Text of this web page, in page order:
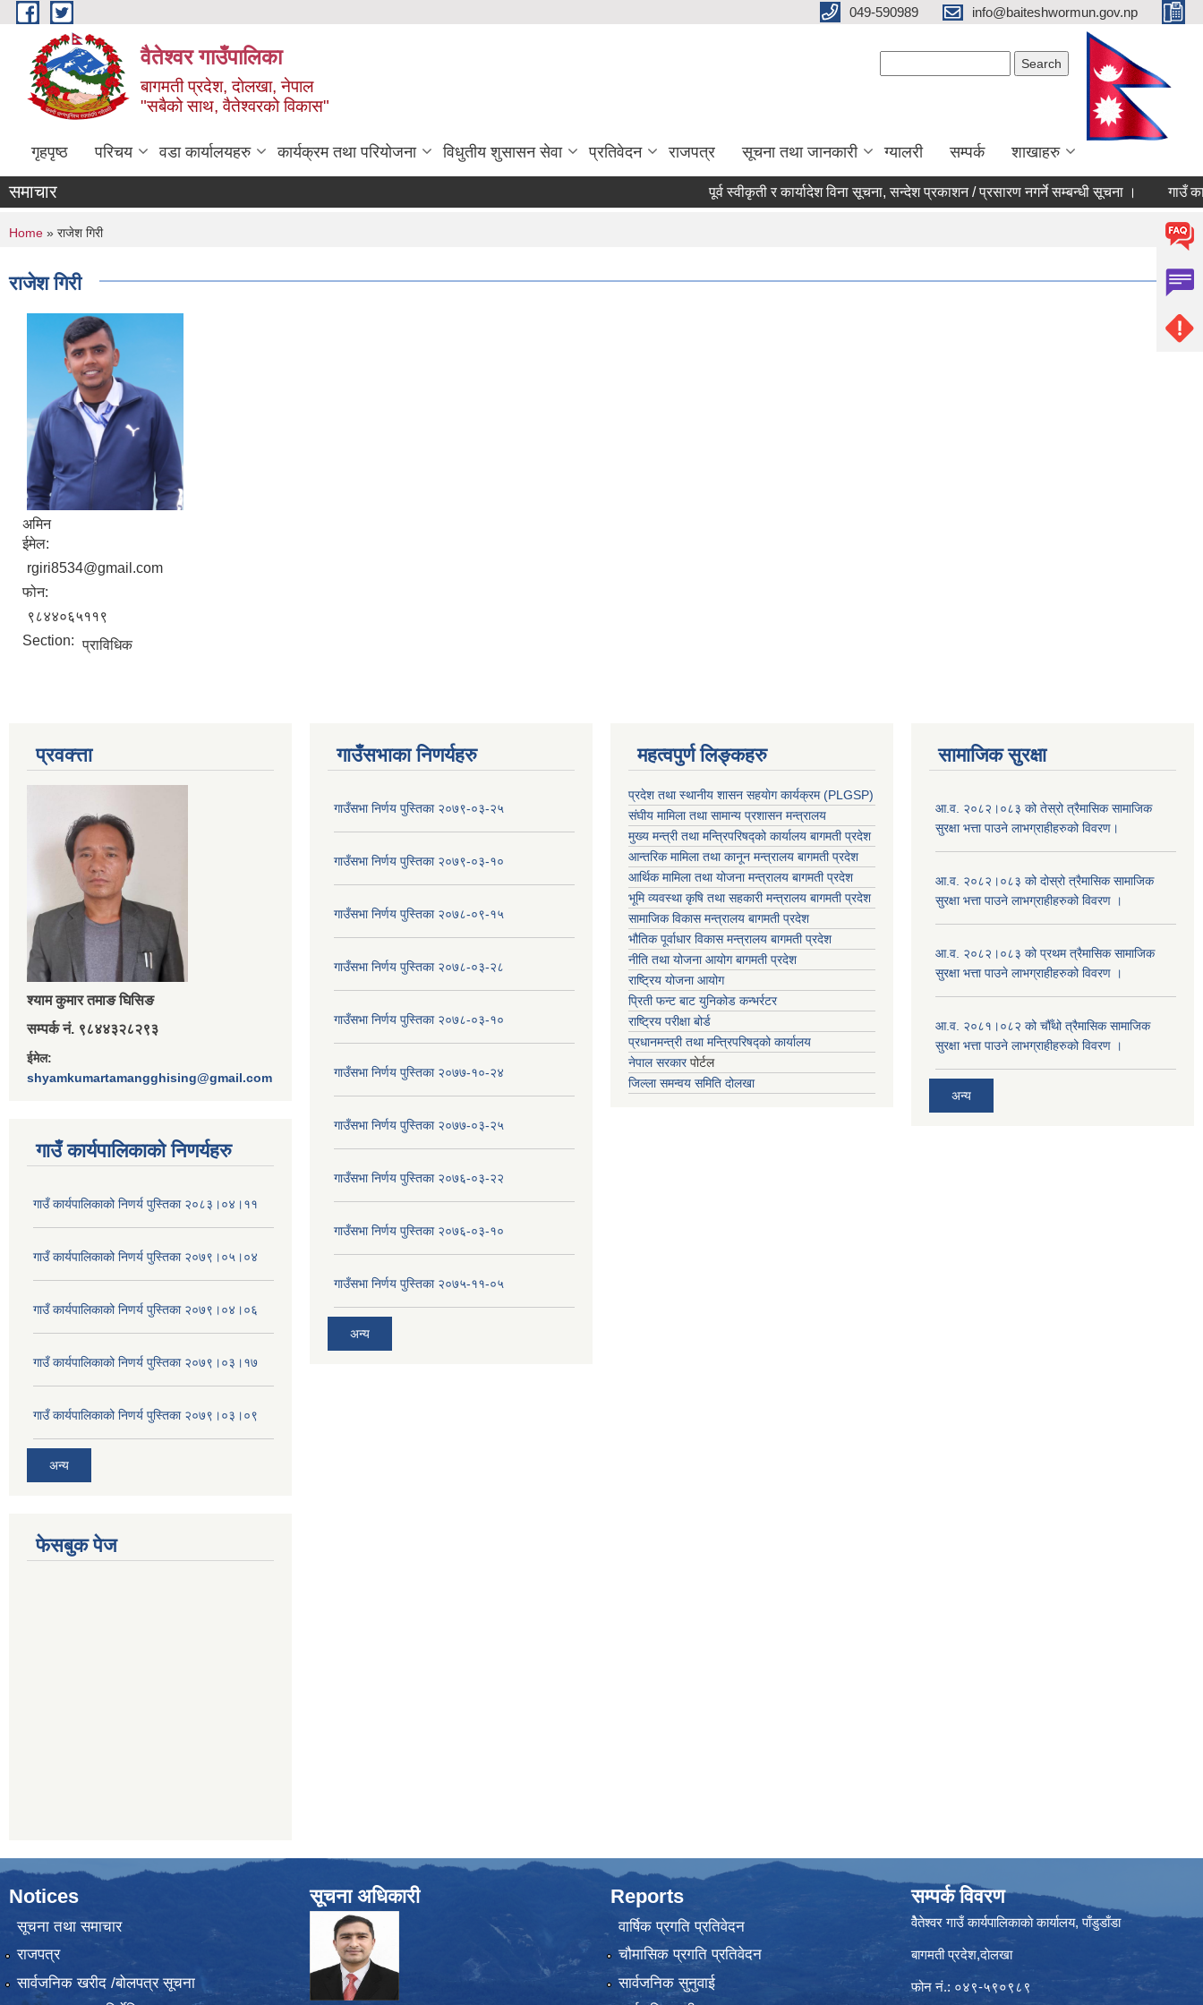
Skip to main content 049-590989 info@baiteshwormun.gov.np
वैतेश्वर गाउँपालिका
बागमती प्रदेश, दाेलखा, नेपाल
"सबैको साथ, वैतेश्वरको विकास"
गृहपृष्ठ परिचय वडा कार्यालयहरु कार्यक्रम तथा परियोजना विधुतीय शुसासन सेवा प्रतिवेदन राजपत्र सूचना तथा जानकारी ग्यालरी सम्पर्क शाखाहरु
समाचार पूर्व स्वीकृती र कार्यादेश विना सूचना, सन्देश प्रकाशन / प्रसारण नगर्ने सम्बन्धी सूचना । गाउँ
You are here
Home » राजेश गिरी
राजेश गिरी
अमिन
ईमेल:
rgiri8534@gmail.com
फोन:
९८४४०६५११९
Section: प्राविधिक
प्रवक्त्ता
श्‍याम कुमार तमाङ घिसिङ
सम्पर्क नं. ९८४४३२८२९३
ईमेल:
shyamkumartamangghising@gmail.com
गाउँ कार्यपालिकाकाे निणर्यहरु
गाउँ कार्यपालिकाको निणर्य पुस्तिका २०८३।०४।११
गाउँ कार्यपालिकाको निणर्य पुस्तिका २०७९।०५।०४
गाउँ कार्यपालिकाको निणर्य पुस्तिका २०७९।०४।०६
गाउँ कार्यपालिकाको निणर्य पुस्तिका २०७९।०३।१७
गाउँ कार्यपालिकाको निणर्य पुस्तिका २०७९।०३।०९
अन्य
गाउँसभाका निणर्यहरु
गाउँसभा निर्णय पुस्तिका २०७९-०३-२५
गाउँसभा निर्णय पुस्तिका २०७९-०३-१०
गाउँसभा निर्णय पुस्तिका २०७८-०९-१५
गाउँसभा निर्णय पुस्तिका २०७८-०३-२८
गाउँसभा निर्णय पुस्तिका २०७८-०३-१०
गाउँसभा निर्णय पुस्तिका २०७७-१०-२४
गाउँसभा निर्णय पुस्तिका २०७७-०३-२५
गाउँसभा निर्णय पुस्तिका २०७६-०३-२२
गाउँसभा निर्णय पुस्तिका २०७६-०३-१०
गाउँसभा निर्णय पुस्तिका २०७५-११-०५
अन्य
महत्वपुर्ण लिङ्कहरु
प्रदेश तथा स्थानीय शासन सहयाेग कार्यक्रम (PLGSP)
संघीय मामिला तथा सामान्य प्रशासन मन्त्रालय
मुख्य मन्त्री तथा मन्त्रिपरिषद्को कार्यालय बागमती प्रदेश
आन्तरिक मामिला तथा कानून मन्त्रालय बागमती प्रदेश
आर्थिक मामिला तथा योजना मन्त्रालय बागमती प्रदेश
भूमि व्यवस्था कृषि तथा सहकारी मन्त्रालय बागमती प्रदेश
सामाजिक विकास मन्त्रालय बागमती प्रदेश
भौतिक पूर्वाधार विकास मन्त्रालय बागमती प्रदेश
नीति तथा योजना आयोग बागमती प्रदेश
राष्ट्रिय योजना आयोग
प्रिती फन्ट बाट युनिकोड कन्भर्रटर
राष्ट्रिय परीक्षा बोर्ड
प्रधानमन्त्री तथा मन्त्रिपरिषद्को कार्यालय
नेपाल सरकारपोर्टल
जिल्ला समन्वय समिति दोलखा
सामाजिक सुरक्षा
आ.व. २०८२।०८३ को तेस्रो त्रैमासिक सामाजिक
सुरक्षा भत्ता पाउने लाभग्राहीहरुको विवरण।
आ.व. २०८२।०८३ को दोस्रो त्रैमासिक सामाजिक
सुरक्षा भत्ता पाउने लाभग्राहीहरुको विवरण ।
आ.व. २०८२।०८३ को प्रथम त्रैमासिक सामाजिक
सुरक्षा भत्ता पाउने लाभग्राहीहरुको विवरण ।
आ.व. २०८१।०८२ को चौँथो त्रैमासिक सामाजिक
सुरक्षा भत्ता पाउने लाभग्राहीहरुको विवरण ।
अन्य
फेसबुक पेज
Notices
सूचना तथा समाचार
राजपत्र
सार्वजनिक खरीद /बोलपत्र सूचना
सूचना अधिकारी Reports
वार्षिक प्रगति प्रतिवेदन
चौमासिक प्रगति प्रतिवेदन
सार्वजनिक सुनुवाई
सम्पर्क विवरण
वैेतेश्वर गाउँ कार्यपालिकाकाे कार्यालय, पाँडुडाँडा
बागमती‌ प्रदेश,दाेलखा
फोन नं.: ०४९-५९०९८९